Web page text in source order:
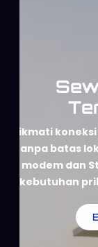
Nikmati
tanpa batas
modem dan
kebutuhan